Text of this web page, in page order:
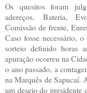
Os quesitos foram
adereços, Bateria,
Comissão de frente,
Caso fosse necessário,
sorteio definido horas
apuração ocorreu na
o ano passado, a
na Marquês de Sapucaí.
um desejo do presidente